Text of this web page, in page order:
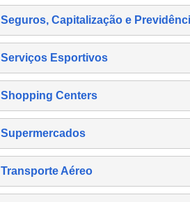
Seguros, Capitalização e
Serviços Esportivos
Shopping Centers
Supermercados
Transporte Aéreo